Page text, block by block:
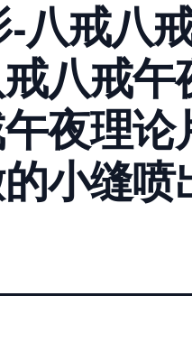
八戒八
八戒
夜理
小缝喷